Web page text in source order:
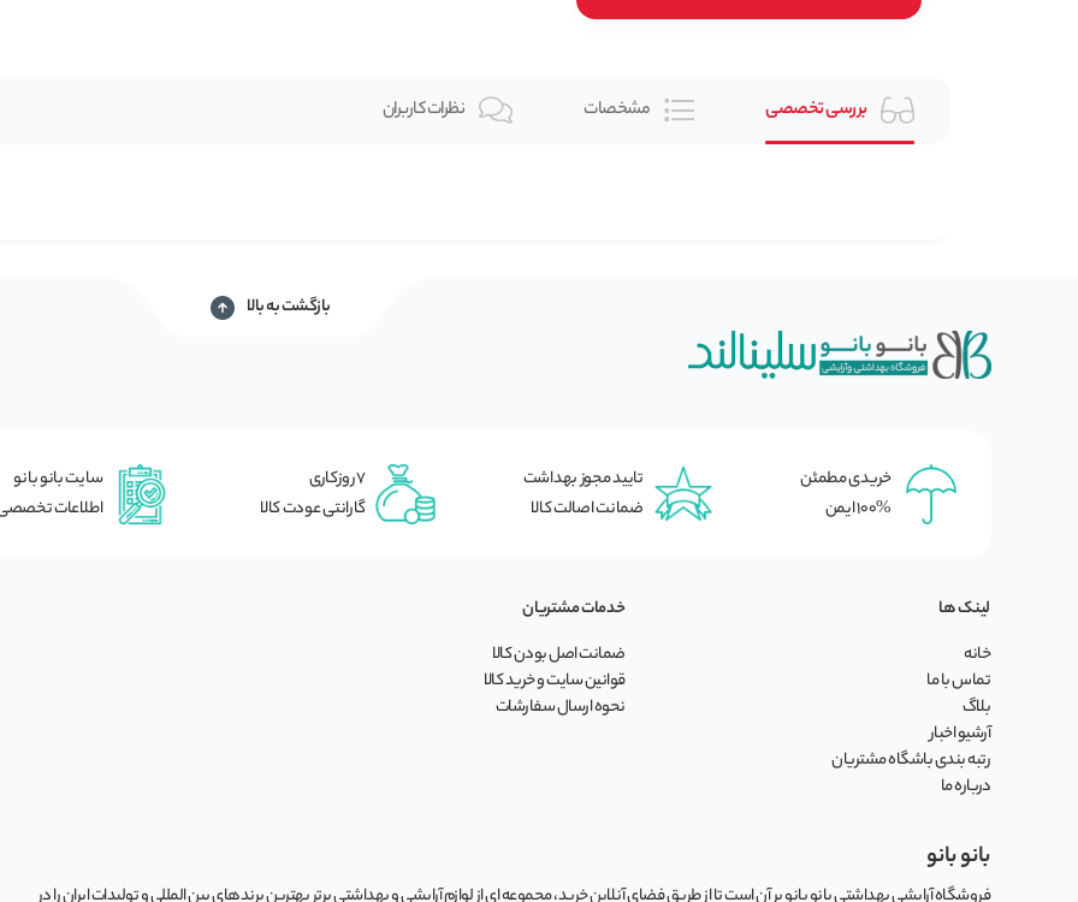
بررسی تخصصی مشخصات نظرات کاربران
بازگشت به بالا
خریدی مطمئن
100% ایمن
تایید مجوز بهداشت
ضمانت اصالت کالا
7 روزکاری
گارانتی عودت کالا
سایت بانو بانو
اطلاعات
لینک ها
خانه
تماس با ما
بلاگ
آرشیو اخبار
رتبه بندی باشگاه مشتریان
درباره ما
خدمات مشتریان
ضمانت اصل بودن کالا
قوانین سایت و خرید کالا
نحوه ارسال سفارشات
بانو بانو